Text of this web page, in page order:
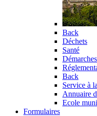
Back
Déchets
Santé
Back
Service à
Annuaire
Ecole
Formulaires